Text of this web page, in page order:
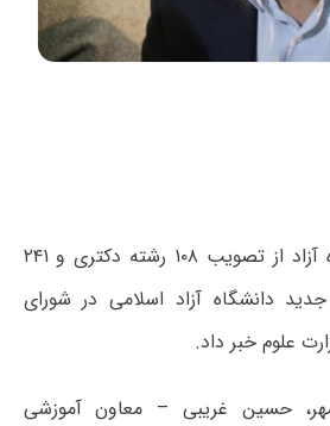
معاون آموزشی دانشگاه آزاد از تصویب ۱۰۸ رشته دکتری و ۲۴۱
دانشگاه آزاد اسلامی در شورای
علوم خبر داد.
حسین غریبی – معاون آموزشی